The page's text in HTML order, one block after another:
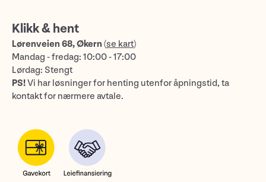
Klikk & hent
Lørenveien 68, Økern (se kart)
Mandag - fredag: 10:00 - 17:00
Lørdag: Stengt
PS!Vi har løsninger for henting utenfor åpningstid, ta
kontakt for nærmere avtale.